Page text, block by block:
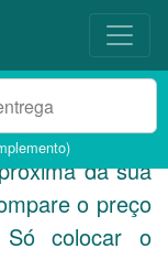
da sua
o preço
colocar o